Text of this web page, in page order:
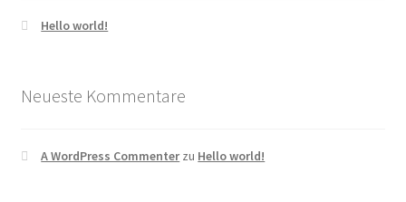
Hello world!
Neueste Kommentare
A WordPress Commenterzu Hello world!